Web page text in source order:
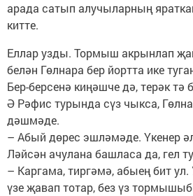
арада сатып алучыларның
китте.
Еллар узды. Тормыш акрынлап
белән Гөлнара бер йортта ике
Бер-берсенә киңәшче дә, терәк тә
Ә Рәфис турында сүз чыкса,
дәшмәде.
– Абый дөрес эшләмәде. Үкенер
Ләйсән ачулана башласа да, гел
– Каргама, тиргәмә, абыең бит ул.
үзе җавап тотар, без үз